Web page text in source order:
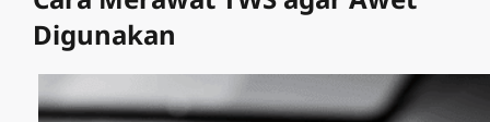
Digunakan